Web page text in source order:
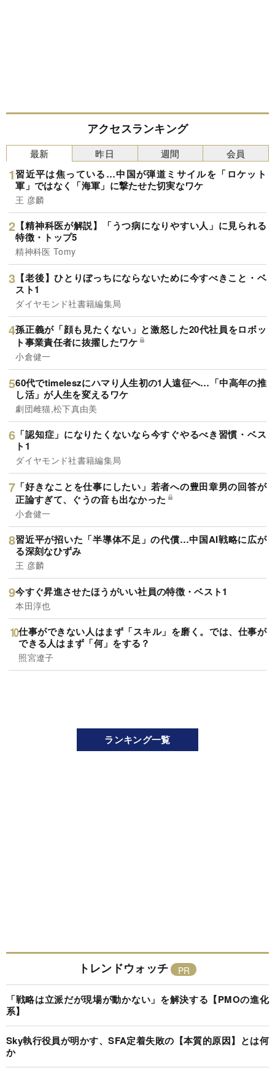
アクセスランキング
最新
習近平は焦っている…中国が弾道ミサイルを「ロケット
軍」ではなく「海軍」に撃たせた切実なワケ
王 彦麟
【精神科医が解説】「うつ病になりやすい人」に見られる
特徴・トップ5
精神科医 Tomy
【老後】ひとりぼっちにならないために今すべきこと・ベ
スト1
ダイヤモンド社書籍編集局
孫正義が「顔も見たくない」と激怒した20代社員をロボッ
ト事業責任者に抜擢したワケ
小倉健一
60代でtimeleszにハマり人生初の1人遠征へ…「中高年の推
し活」が人生を変えるワケ
劇団雌猫,松下真由美
「認知症」になりたくないなら今すぐやるべき習慣・ベス
ト1
ダイヤモンド社書籍編集局
「好きなことを仕事にしたい」若者への豊田章男の回答が
正論すぎて、ぐうの音も出なかった
小倉健一
習近平が招いた「半導体不足」の代償…中国AI戦略に広が
る深刻なひずみ
王 彦麟
今すぐ昇進させたほうがいい社員の特徴・ベスト1
本田淳也
仕事ができない人はまず「スキル」を磨く。では、仕事が
できる人はまず「何」をする？
照宮遼子
昨日 週間 会員
ランキング一覧
トレンドウォッチ
「戦略は立派だが現場が動かない」を解決する【PMOの進化
系】
Sky執行役員が明かす、SFA定着失敗の【本質的原因】とは何
か